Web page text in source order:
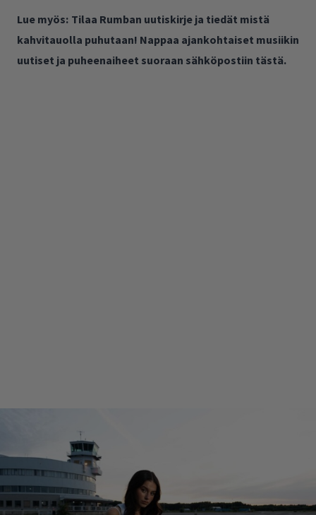
Lue myös: Tilaa Rumban uutiskirje ja tiedät mistä
kahvitauolla puhutaan! Nappaa ajankohtaiset musiikin
uutiset ja puheenaiheet suoraan sähköpostiin tästä.